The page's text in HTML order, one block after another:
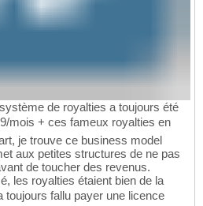
de royalties a toujours été
mois + ces fameux royalties en
je trouve ce business model
aux petites structures de ne pas
de toucher des revenus.
les royalties étaient bien de la
toujours fallu payer une licence